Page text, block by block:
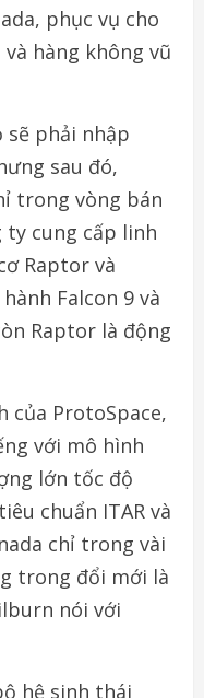
phục vụ cho
hàng không vũ
sẽ phải nhập
sau đó,
trong vòng bán
ty cung cấp linh
Raptor và
Falcon 9 và
Raptor là động
của ProtoSpace,
với mô hình
lớn tốc độ
chuẩn ITAR và
chỉ trong vài
trong đổi mới là
nói với
hệ sinh thái